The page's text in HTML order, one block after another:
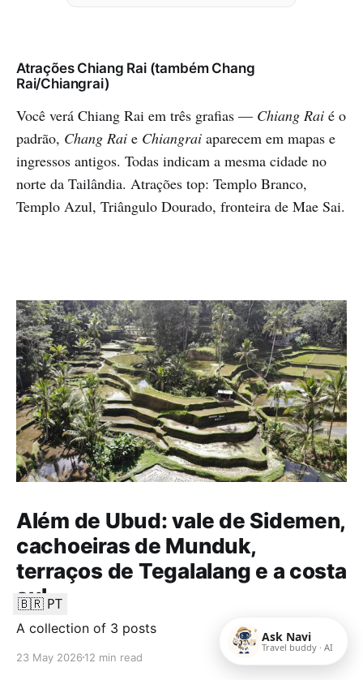
Atrações Chiang Rai (também Chang
Rai/Chiangrai)
Você verá Chiang Rai em três grafias — Chiang Rai é o
padrão, Chang Rai e Chiangrai aparecem em mapas e
ingressos antigos. Todas indicam a mesma cidade no
norte da Tailândia. Atrações top: Templo Branco,
Templo Azul, Triângulo Dourado, fronteira de Mae Sai.
Além de Ubud: vale de Sidemen,
cachoeiras de Munduk,
terraços de Tegalalang e a costa
sul
A collection of 3 posts
23 May 2026 12 min read
Ask Navi
Travel buddy · AI
🇧🇷 PT